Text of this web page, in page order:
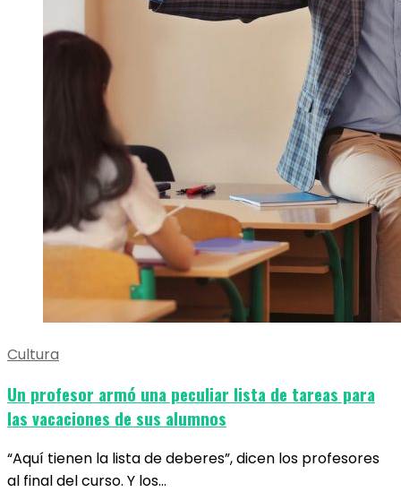
Cultura
Un profesor armó una peculiar lista de tareas para
las vacaciones de sus alumnos
“Aquí tienen la lista de deberes”, dicen los profesores
al final del curso. Y los…